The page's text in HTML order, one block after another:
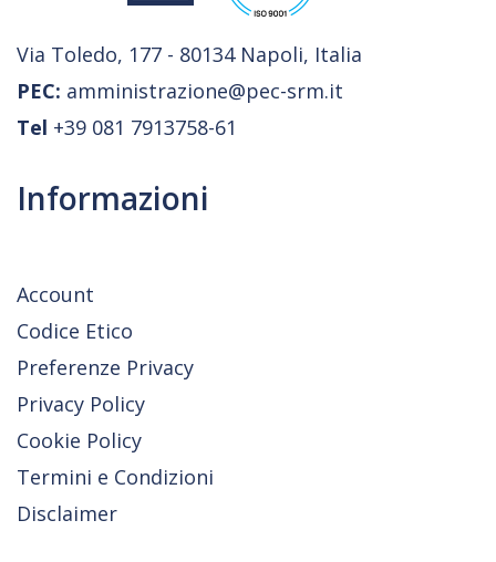
Via Toledo, 177 - 80134 Napoli, Italia
PEC: amministrazione@pec-srm.it
Tel +39 081 7913758-61
Informazioni
Account
Codice Etico
Preferenze Privacy
Privacy Policy
Cookie Policy
Termini e Condizioni
Disclaimer